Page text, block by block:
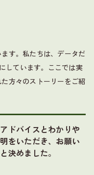
す。私たちは、データだ
しています。
ここでは実
方々のストーリーをご紹
ドバイスとわかりや
をいただき、お願い
決めました。